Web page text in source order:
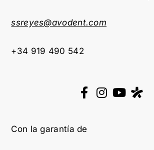
ssreyes@avodent.com
+34 919 490 542
Con la garantía de